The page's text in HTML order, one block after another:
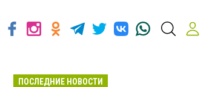
ПОСЛЕДНИЕ НОВОСТИ